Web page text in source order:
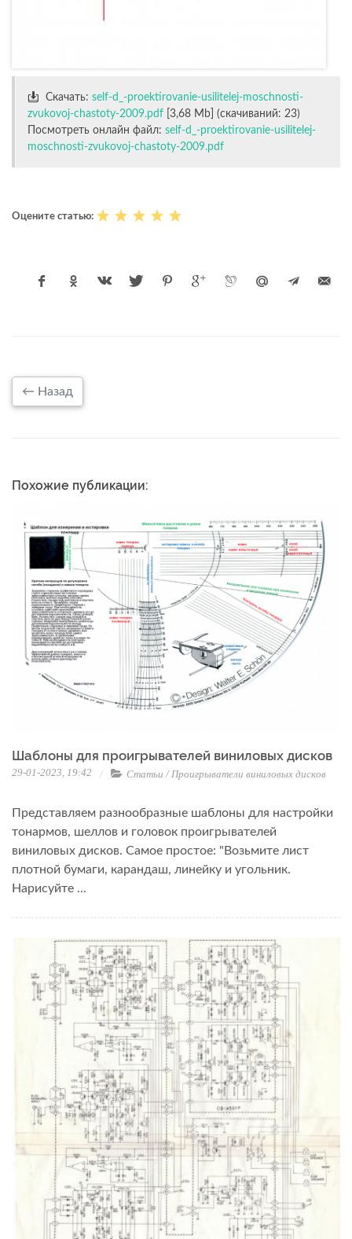
Скачать: self-d_-proektirovanie-usilitelej-moschnosti-
zvukovoj-chastoty-2009.pdf [3,68 Mb] (cкачиваний: 23)
Посмотреть онлайн файл: self-d_-proektirovanie-usilitelej-
moschnosti-zvukovoj-chastoty-2009.pdf
Оцените статью:
← Назад
Похожие публикации:
Шаблоны для проигрывателей виниловых дисков
29-01-2023, 19:42 Статьи / Проигрыватели виниловых дисков
Представляем разнообразные шаблоны для настройки
тонармов, шеллов и головок проигрывателей
виниловых дисков. Самое простое: "Возьмите лист
плотной бумаги, карандаш, линейку и угольник.
Нарисуйте ...